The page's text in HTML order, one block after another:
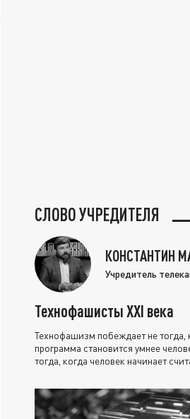
СЛОВО УЧРЕДИТЕЛЯ
КОНСТАНТИН
Учредитель
Технофашисты XXI века
Технофашизм побеждает не тогда,
программа становится умнее
тогда, когда человек начинает